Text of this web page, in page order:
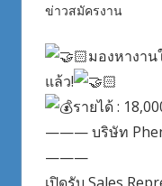
ข่าวสมัครงาน
มองหางา
แล้ว!
รายได้ :
——— บริษัท
———